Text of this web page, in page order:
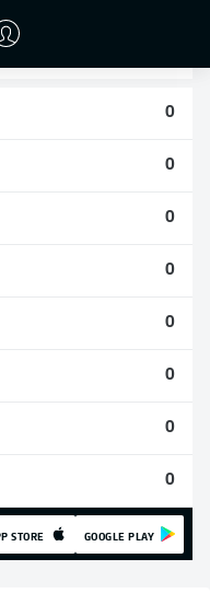
0
0
0
0
0
0
0
0
0
STORE GOOGLE PLAY